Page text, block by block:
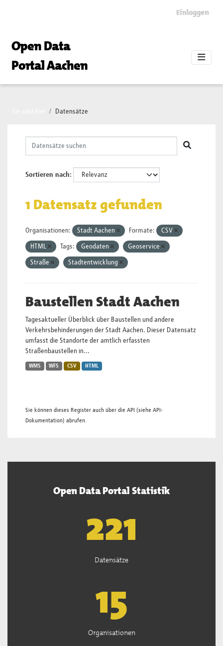
Einloggen
Open Data
Portal Aachen
Datensätze
Sortieren nach
1 Datensatz gefunden
Organisationen: Stadt Aachen Formate: CSV
HTML Tags: Geodaten Geoservice
Straße Stadtentwicklung
Baustellen Stadt Aachen
Tagesaktueller Überblick über Baustellen und andere
Verkehrsbehinderungen der Stadt Aachen. Dieser Datensatz
umfasst die Standorte der amtlich erfassten
Straßenbaustellen in...
WMS WFS CSV HTML
Sie können dieses Register auch über die API (siehe API-
Dokumentation) abrufen.
Open Data Portal Statistik
222
Datensätze
15
Organisationen